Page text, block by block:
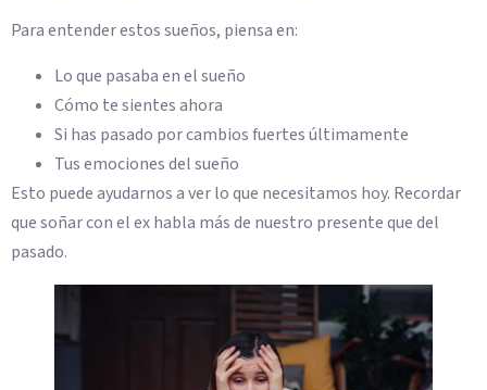
Para entender estos sueños, piensa en:
Lo que pasaba en el sueño
Cómo te sientes ahora
Si has pasado por cambios fuertes últimamente
Tus emociones del sueño
Esto puede ayudarnos a ver lo que necesitamos hoy. Recordar
que soñar con el ex habla más de nuestro presente que del
pasado.